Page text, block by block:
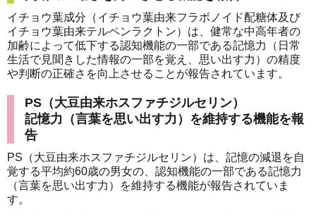
イチョウ葉成分（イチョウ葉由来フラボノイド配糖体及び
イチョウ葉由来テルペンラクトン）は、健常な中高年者の
加齢によって低下する認知機能の一部である記憶力（日常
生活で見聞きした情報の一部を覚え、思い出す力）の精度
や判断の正確さを向上させることが報告されています。
PS（大豆由来ホスファチジルセリン）
記憶力（言葉を思い出す力）を維持する機能を報
告
PS（大豆由来ホスファチジルセリン）は、記憶の減退を自
覚する平均約60歳の男女の、認知機能の一部である記憶力
（言葉を思い出す力）を維持する機能が報告されていま
す。